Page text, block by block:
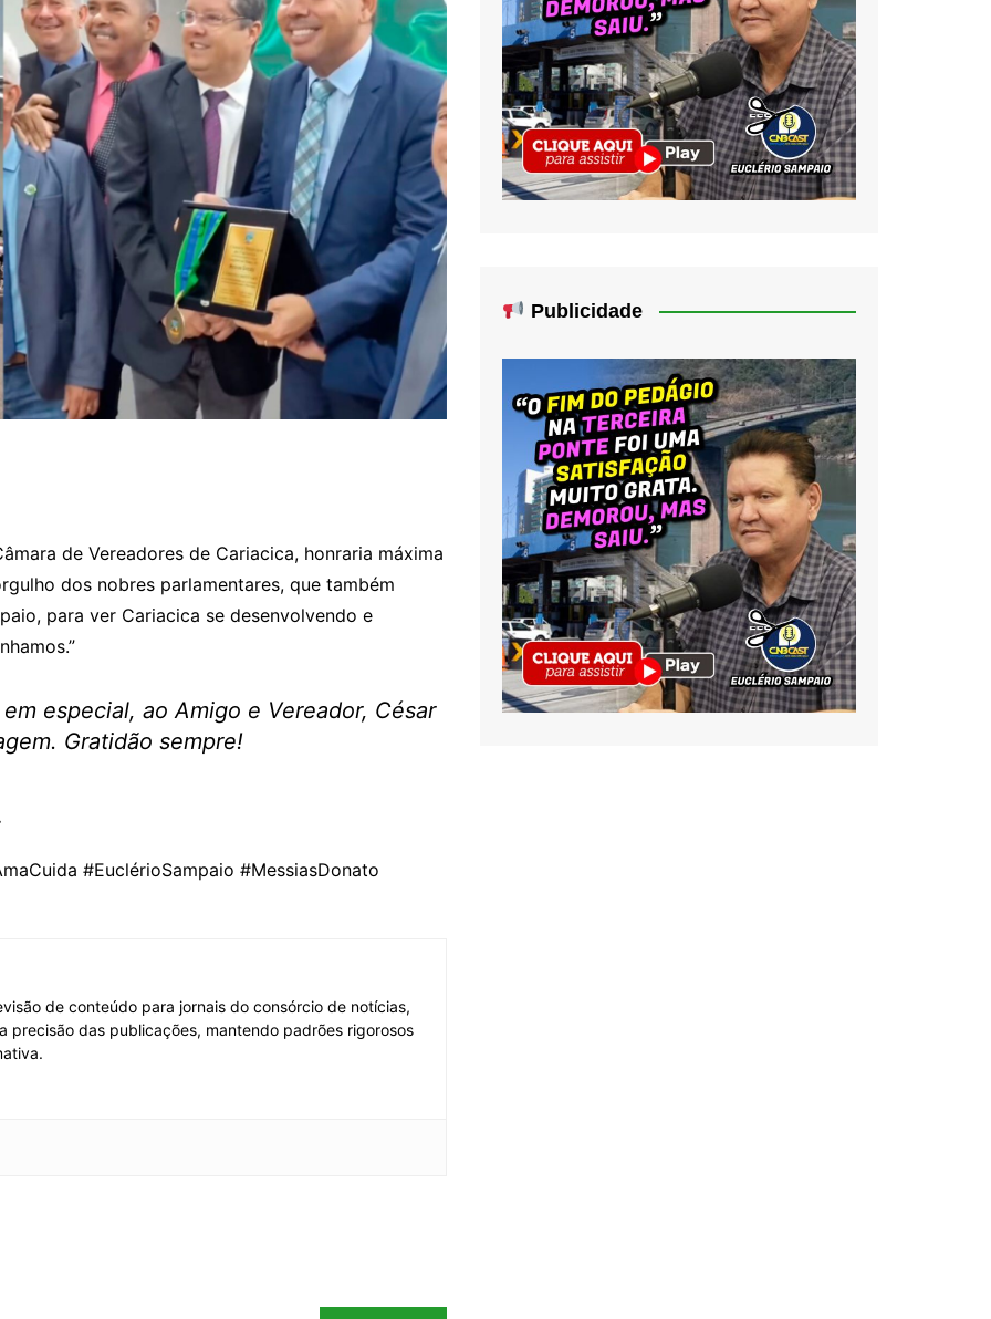
de Vereadores de Cariacica, honraria máxima
dos nobres parlamentares, que também
para ver Cariacica se desenvolvendo e
especial, ao Amigo e Vereador, César
Gratidão sempre!
#EuclérioSampaio #MessiasDonato
de conteúdo para jornais do consórcio de notícias,
precisão das publicações, mantendo padrões rigorosos
Publicidade